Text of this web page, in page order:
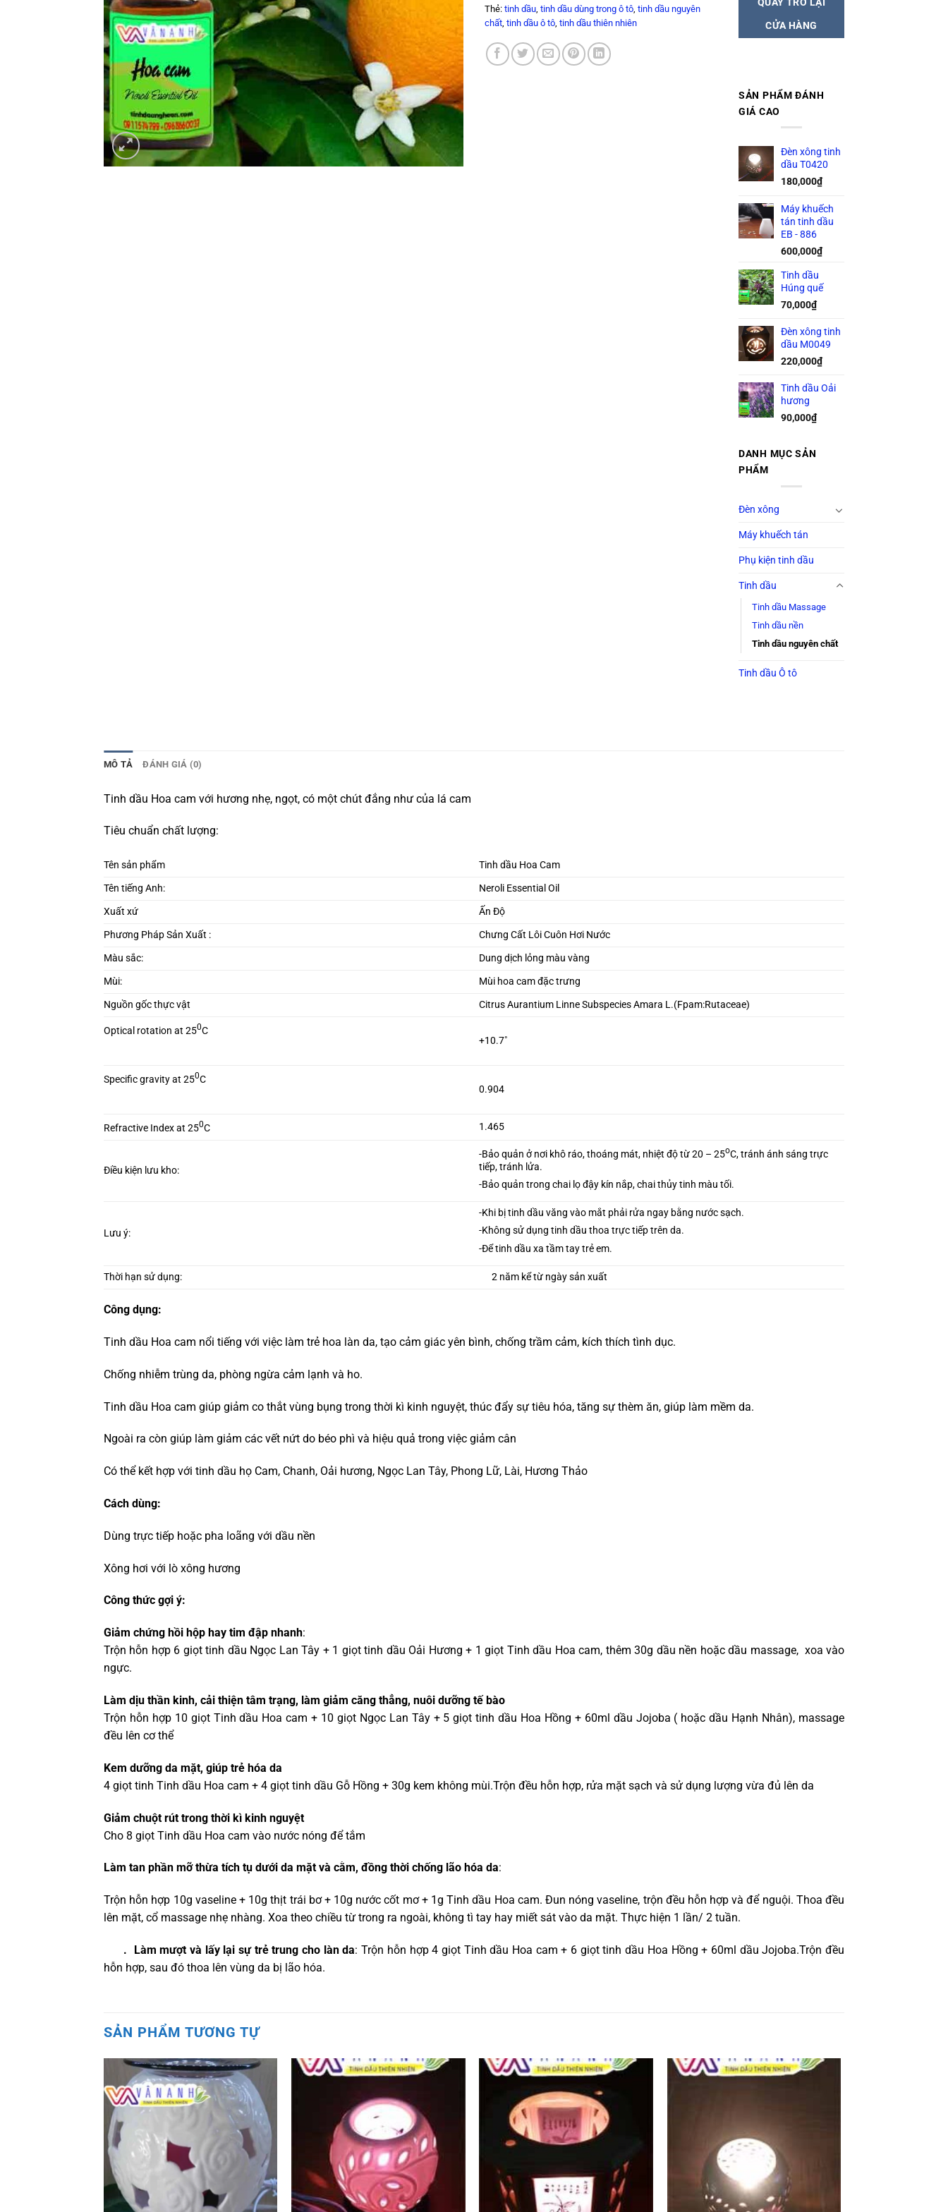
Thẻ: tinh dầu tinh dầu dùng trong ô tô tinh dầu nguyên
chất tinh dầu ô tô tinh dầu thiên nhiên
QUAY TRỞ LẠI
CỬA HÀNG
SẢN PHẨM ĐÁNH
GIÁ CAO
Đèn xông tinh
dầu T0420
180,000₫
Máy khuếch
tán tinh dầu
EB - 886
600,000₫
Tinh dầu
Húng quế
70,000₫
Đèn xông tinh
dầu M0049
220,000₫
Tinh dầu Oải
hương
90,000₫
DANH MỤC SẢN
PHẨM
Đèn xông
Máy khuếch tán
Phụ kiện tinh dầu
Tinh dầu
Tinh dầu Massage
Tinh dầu nền
Tinh dầu nguyên chất
Tinh dầu Ô tô
MÔ TẢ ĐÁNH GIÁ (0)
Tinh dầu Hoa cam với hương nhẹ, ngọt, có một chút đắng như của lá cam
Tiêu chuẩn chất lượng:
Tên sản phẩm
Tinh dầu Hoa Cam
Tên tiếng Anh:
Neroli Essential Oil
Xuất xứ
Ấn Độ
Phương Pháp Sản Xuất :
Chưng Cất Lôi Cuôn Hơi Nước
Màu sắc:
Dung dịch lỏng màu vàng
Mùi:
Mùi hoa cam đặc trưng
Nguồn gốc thực vật
Citrus Aurantium Linne Subspecies Amara L.(Fpam:Rutaceae)
Optical rotation at 250C
+10.7˚
Specific gravity at 250C
0.904
Refractive Index at 250C 1.465
Điều kiện lưu kho:
-Bảo quản ở nơi khô ráo, thoáng mát, nhiệt độ từ 20 – 25oC, tránh ánh sáng trực
tiếp, tránh lửa.
-Bảo quản trong chai lọ đậy kín nắp, chai thủy tinh màu tối.
Lưu ý:
-Khi bị tinh dầu văng vào mắt phải rửa ngay bằng nước sạch.
-Không sử dụng tinh dầu thoa trực tiếp trên da.
-Để tinh dầu xa tầm tay trẻ em.
Thời hạn sử dụng: 2 năm kể từ ngày sản xuất
Công dụng:
Tinh dầu Hoa cam nổi tiếng với việc làm trẻ hoa làn da, tạo cảm giác yên bình, chống trầm cảm, kích thích tình dục.
Chống nhiễm trùng da, phòng ngừa cảm lạnh và ho.
Tinh dầu Hoa cam giúp giảm co thắt vùng bụng trong thời kì kinh nguyệt, thúc đẩy sự tiêu hóa, tăng sự thèm ăn, giúp làm mềm da.
Ngoài ra còn giúp làm giảm các vết nứt do béo phì và hiệu quả trong việc giảm cân
Có thể kết hợp với tinh dầu họ Cam, Chanh, Oải hương, Ngọc Lan Tây, Phong Lữ, Lài, Hương Thảo
Cách dùng:
Dùng trực tiếp hoặc pha loãng với dầu nền
Xông hơi với lò xông hương
Công thức gợi ý:
Giảm chứng hồi hộp hay tim đập nhanh:
Trộn hỗn hợp 6 giọt tinh dầu Ngọc Lan Tây + 1 giọt tinh dầu Oải Hương + 1 giọt Tinh dầu Hoa cam, thêm 30g dầu nền hoặc dầu massage, xoa vào
ngực.
Làm dịu thần kinh, cải thiện tâm trạng, làm giảm căng thẳng, nuôi dưỡng tế bào
Trộn hỗn hợp 10 giọt Tinh dầu Hoa cam + 10 giọt Ngọc Lan Tây + 5 giọt tinh dầu Hoa Hồng + 60ml dầu Jojoba ( hoặc dầu Hạnh Nhân), massage
đều lên cơ thể
Kem dưỡng da mặt, giúp trẻ hóa da
4 giọt tinh Tinh dầu Hoa cam + 4 giọt tinh dầu Gỗ Hồng + 30g kem không mùi.Trộn đều hỗn hợp, rửa mặt sạch và sử dụng lượng vừa đủ lên da
Giảm chuột rút trong thời kì kinh nguyệt
Cho 8 giọt Tinh dầu Hoa cam vào nước nóng để tắm
Làm tan phần mỡ thừa tích tụ dưới da mặt và cằm, đồng thời chống lão hóa da:
Trộn hỗn hợp 10g vaseline + 10g thịt trái bơ + 10g nước cốt mơ + 1g Tinh dầu Hoa cam. Đun nóng vaseline, trộn đều hỗn hợp và để nguội. Thoa đều
lên mặt, cổ massage nhẹ nhàng. Xoa theo chiều từ trong ra ngoài, không tì tay hay miết sát vào da mặt. Thực hiện 1 lần/ 2 tuần.
. Làm mượt và lấy lại sự trẻ trung cho làn da: Trộn hỗn hợp 4 giọt Tinh dầu Hoa cam + 6 giọt tinh dầu Hoa Hồng + 60ml dầu Jojoba.Trộn đều
hỗn hợp, sau đó thoa lên vùng da bị lão hóa.
SẢN PHẨM TƯƠNG TỰ
Add to
wishlist